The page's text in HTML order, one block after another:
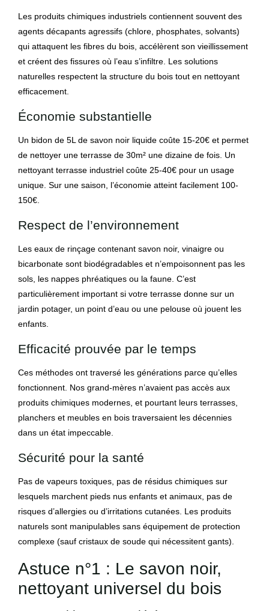
Les produits chimiques industriels contiennent souvent des
agents décapants agressifs (chlore, phosphates, solvants)
qui attaquent les fibres du bois, accélèrent son vieillissement
et créent des fissures où l’eau s’infiltre. Les solutions
naturelles respectent la structure du bois tout en nettoyant
efficacement.
Économie substantielle
Un bidon de 5L de savon noir liquide coûte 15-20€ et permet
de nettoyer une terrasse de 30m² une dizaine de fois. Un
nettoyant terrasse industriel coûte 25-40€ pour un usage
unique. Sur une saison, l’économie atteint facilement 100-
150€.
Respect de l’environnement
Les eaux de rinçage contenant savon noir, vinaigre ou
bicarbonate sont biodégradables et n’empoisonnent pas les
sols, les nappes phréatiques ou la faune. C’est
particulièrement important si votre terrasse donne sur un
jardin potager, un point d’eau ou une pelouse où jouent les
enfants.
Efficacité prouvée par le temps
Ces méthodes ont traversé les générations parce qu’elles
fonctionnent. Nos grand-mères n’avaient pas accès aux
produits chimiques modernes, et pourtant leurs terrasses,
planchers et meubles en bois traversaient les décennies
dans un état impeccable.
Sécurité pour la santé
Pas de vapeurs toxiques, pas de résidus chimiques sur
lesquels marchent pieds nus enfants et animaux, pas de
risques d’allergies ou d’irritations cutanées. Les produits
naturels sont manipulables sans équipement de protection
complexe (sauf cristaux de soude qui nécessitent gants).
Astuce n°1 : Le savon noir,
nettoyant universel du bois